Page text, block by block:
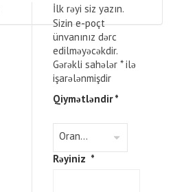
İlk rəyi siz yazın.
Sizin e-poçt
ünvanınız dərc
edilməyəcəkdir.
Gərəkli sahələr *ilə
işarələnmişdir
Qiymətləndir*
Rəyiniz *